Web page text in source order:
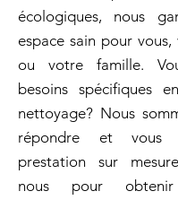
écologiques, nous
espace sain pour vous,
ou votre famille.
besoins spécifiques
nettoyage? Nous
répondre et vous
prestation sur
nous pour